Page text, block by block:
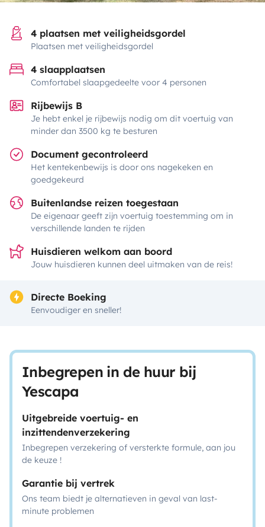
4 plaatsen met veiligheidsgordel
Plaatsen met veiligheidsgordel
4 slaapplaatsen
Comfortabel slaapgedeelte voor 4 personen
Rijbewijs B
Je hebt enkel je rijbewijs nodig om dit voertuig van
minder dan 3500 kg te besturen
Document gecontroleerd
Het kentekenbewijs is door ons nagekeken en
goedgekeurd
Buitenlandse reizen toegestaan
De eigenaar geeft zijn voertuig toestemming om in
verschillende landen te rijden
Huisdieren welkom aan boord
Jouw huisdieren kunnen deel uitmaken van de reis!
Directe Boeking
Eenvoudiger en sneller!
Inbegrepen in de huur bij
Yescapa
Uitgebreide voertuig- en
inzittendenverzekering
Inbegrepen verzekering of versterkte formule, aan jou
de keuze !
Garantie bij vertrek
Ons team biedt je alternatieven in geval van last-
minute problemen